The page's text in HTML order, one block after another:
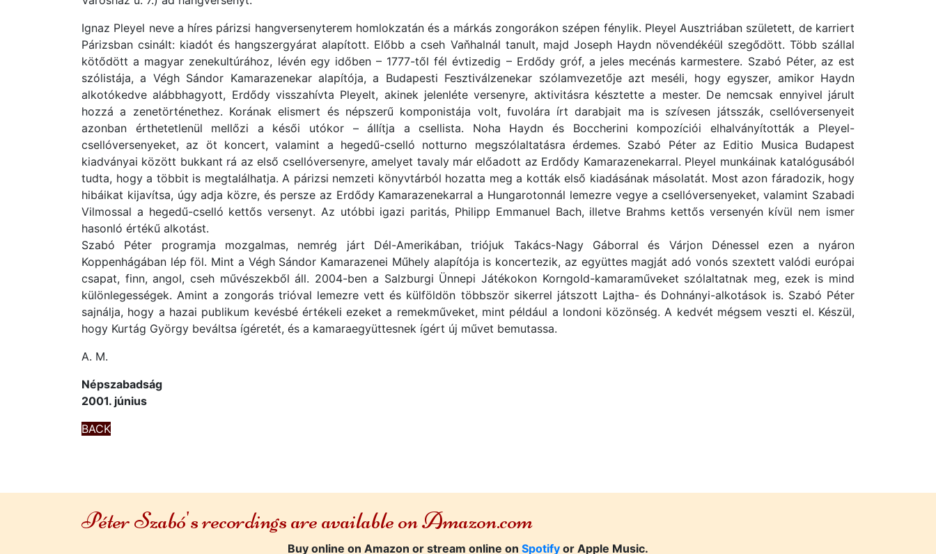
Ignaz Pleyel neve a híres párizsi hangversenyterem homlokzatán és a márkás zongorákon szépen fénylik. Pleyel Ausztriában született, de karriert
Párizsban csinált: kiadót és hangszergyárat alapított. Előbb a cseh Vaňhalnál tanult, majd Joseph Haydn növendékéül szegődött. Több szállal
kötődött a magyar zenekultúrához, lévén egy időben – 1777-től fél évtizedig – Erdődy gróf, a jeles mecénás karmestere. Szabó Péter, az est
szólistája, a Végh Sándor Kamarazenekar alapítója, a Budapesti Fesztiválzenekar szólamvezetője azt meséli, hogy egyszer, amikor Haydn
alkotókedve alábbhagyott, Erdődy visszahívta Pleyelt, akinek jelenléte versenyre, aktivitásra késztette a mester. De nemcsak ennyivel járult
hozzá a zenetörténethez. Korának elismert és népszerű komponistája volt, fuvolára írt darabjait ma is szívesen játsszák, csellóversenyeit
azonban érthetetlenül mellőzi a késői utókor – állítja a csellista. Noha Haydn és Boccherini kompozíciói elhalványították a Pleyel-
csellóversenyeket, az öt koncert, valamint a hegedű-cselló notturno megszólaltatásra érdemes. Szabó Péter az Editio Musica Budapest
kiadványai között bukkant rá az első csellóversenyre, amelyet tavaly már előadott az Erdődy Kamarazenekarral. Pleyel munkáinak katalógusából
tudta, hogy a többit is megtalálhatja. A párizsi nemzeti könyvtárból hozatta meg a kották első kiadásának másolatát. Most azon fáradozik, hogy
hibáikat kijavítsa, úgy adja közre, és persze az Erdődy Kamarazenekarral a Hungarotonnál lemezre vegye a csellóversenyeket, valamint Szabadi
Vilmossal a hegedű-cselló kettős versenyt. Az utóbbi igazi paritás, Philipp Emmanuel Bach, illetve Brahms kettős versenyén kívül nem ismer
hasonló értékű alkotást.
Szabó Péter programja mozgalmas, nemrég járt Dél-Amerikában, triójuk Takács-Nagy Gáborral és Várjon Dénessel ezen a nyáron
Koppenhágában lép föl. Mint a Végh Sándor Kamarazenei Műhely alapítója is koncertezik, az együttes magját adó vonós szextett valódi európai
csapat, finn, angol, cseh művészekből áll. 2004-ben a Salzburgi Ünnepi Játékokon Korngold-kamaraműveket szólaltatnak meg, ezek is mind
különlegességek. Amint a zongorás trióval lemezre vett és külföldön többször sikerrel játszott Lajtha- és Dohnányi-alkotások is. Szabó Péter
sajnálja, hogy a hazai publikum kevésbé értékeli ezeket a remekműveket, mint például a londoni közönség. A kedvét mégsem veszti el. Készül,
hogy Kurtág György beváltsa ígéretét, és a kamaraegyüttesnek ígért új művet bemutassa.
A. M.
Népszabadság
2001. június
BACK
Péter Szabó's recordings are available on Amazon.com
Buy online on Amazon or stream online on Spotify or Apple Music.